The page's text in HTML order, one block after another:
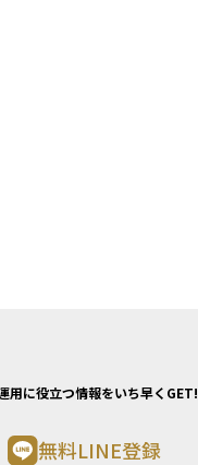
用に役立つ情報をいち早くGET!
無料LINE登録